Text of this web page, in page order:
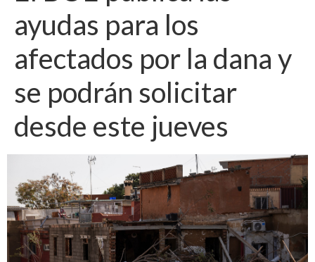
ayudas para los
afectados por la dana y
se podrán solicitar
desde este jueves